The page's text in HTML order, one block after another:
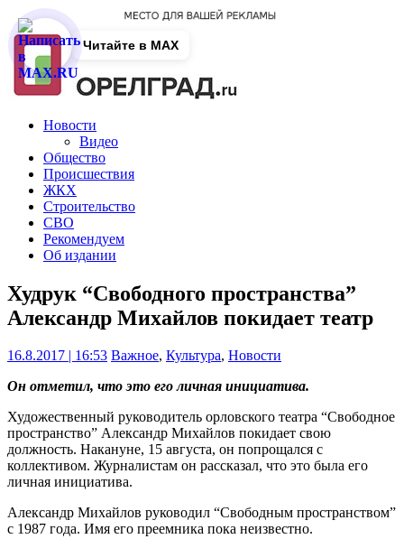
Новости
Видео
Общество
Происшествия
ЖКХ
Строительство
СВО
Рекомендуем
Об издании
Худрук “Свободного пространства”
Александр Михайлов покидает театр
16.8.2017 | 16:53 Важное, Культура, Новости
Он отметил, что это его личная инициатива.
Художественный руководитель орловского театра “Свободное
пространство” Александр Михайлов покидает свою
должность. Накануне, 15 августа, он попрощался с
коллективом. Журналистам он рассказал, что это была его
личная инициатива.
Александр Михайлов руководил “Свободным пространством”
с 1987 года. Имя его преемника пока неизвестно.
Читайте в MAX